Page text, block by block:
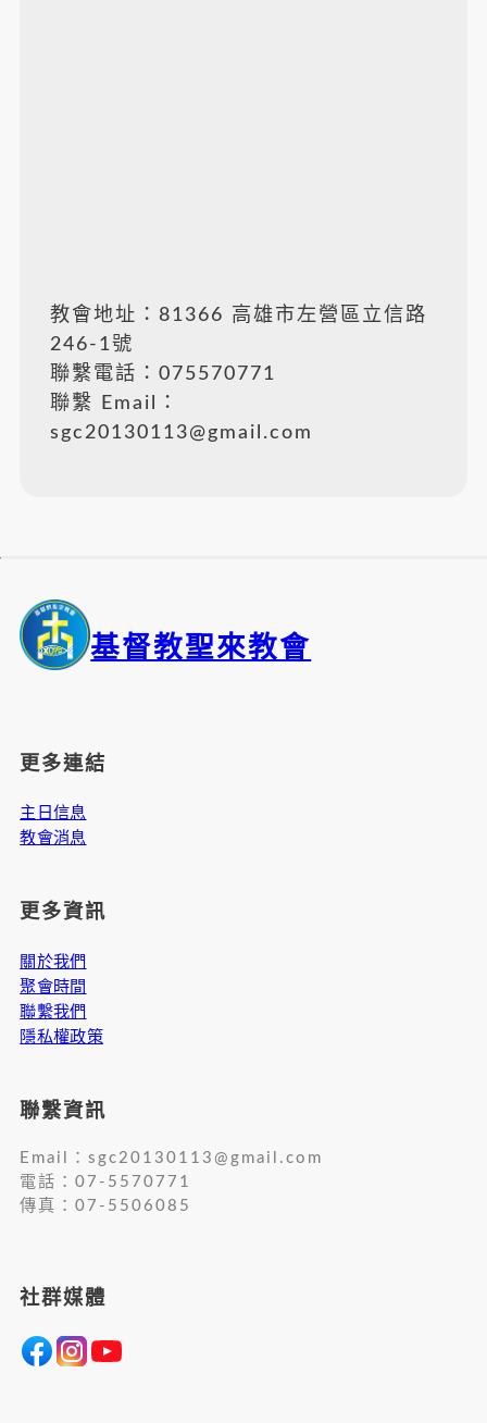
教會地址：81366 高雄市左營區立信路
246-1號
聯繫電話：075570771
聯繫 Email：
sgc20130113@gmail.com
基督教聖來教會
更多連結
主日信息
教會消息
更多資訊
關於我們
聚會時間
聯繫我們
隱私權政策
聯繫資訊
Email：sgc20130113@gmail.com
電話：07-5570771
傳真：07-5506085
社群媒體